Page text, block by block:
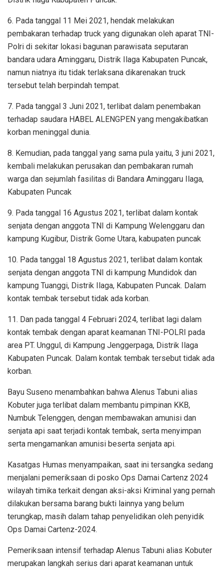
6. Pada tanggal 11 Mei 2021, hendak melakukan
pembakaran terhadap truck yang digunakan oleh aparat TNI-
Polri di sekitar lokasi bagunan parawisata seputaran
bandara udara Aminggaru, Distrik Ilaga Kabupaten Puncak,
namun niatnya itu tidak terlaksana dikarenakan truck
tersebut telah berpindah tempat.
7. Pada tanggal 3 Juni 2021, terlibat dalam penembakan
terhadap saudara HABEL ALENGPEN yang mengakibatkan
korban meninggal dunia.
8. Kemudian, pada tanggal yang sama pula yaitu, 3 juni 2021,
kembali melakukan perusakan dan pembakaran rumah
warga dan sejumlah fasilitas di Bandara Aminggaru Ilaga,
Kabupaten Puncak
9. Pada tanggal 16 Agustus 2021, terlibat dalam kontak
senjata dengan anggota TNI di Kampung Welenggaru dan
kampung Kugibur, Distrik Gome Utara, kabupaten puncak
10. Pada tanggal 18 Agustus 2021, terlibat dalam kontak
senjata dengan anggota TNI di kampung Mundidok dan
kampung Tuanggi, Distrik Ilaga, Kabupaten Puncak. Dalam
kontak tembak tersebut tidak ada korban.
11. Dan pada tanggal 4 Februari 2024, terlibat lagi dalam
kontak tembak dengan aparat keamanan TNI-POLRI pada
area PT. Unggul, di Kampung Jenggerpaga, Distrik Ilaga
Kabupaten Puncak. Dalam kontak tembak tersebut tidak ada
korban.
Bayu Suseno menambahkan bahwa Alenus Tabuni alias
Kobuter juga terlibat dalam membantu pimpinan KKB,
Numbuk Telenggen, dengan membawakan amunisi dan
senjata api saat terjadi kontak tembak, serta menyimpan
serta mengamankan amunisi beserta senjata api.
Kasatgas Humas menyampaikan, saat ini tersangka sedang
menjalani pemeriksaan di posko Ops Damai Cartenz 2024
wilayah timika terkait dengan aksi-aksi Kriminal yang pernah
dilakukan bersama barang bukti lainnya yang belum
terungkap, masih dalam tahap penyelidikan oleh penyidik
Ops Damai Cartenz-2024.
Pemeriksaan intensif terhadap Alenus Tabuni alias Kobuter
merupakan langkah serius dari aparat keamanan untuk